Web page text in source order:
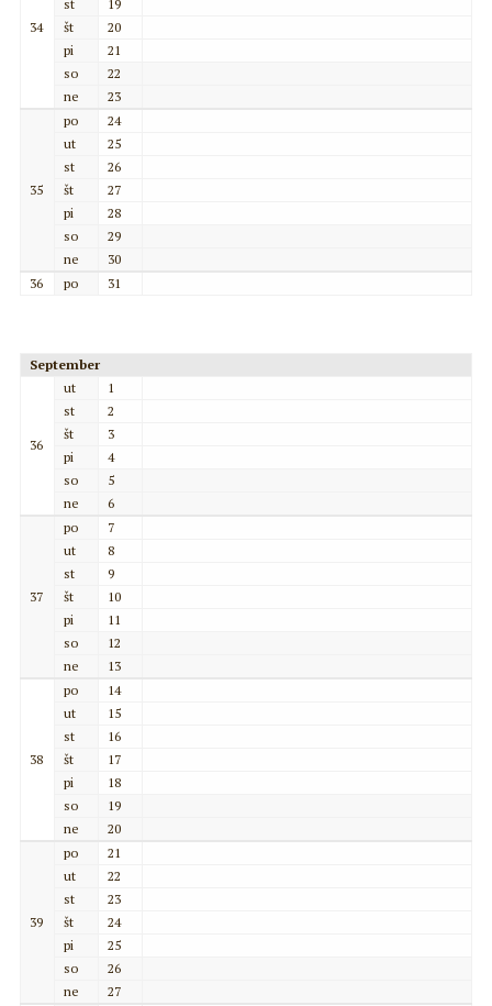
34
st
19
št
20
pi
21
so
22
ne
23
35
po
24
ut
25
st
26
št
27
pi
28
so
29
ne
30
36
po 31
September
36
ut
1
st
2
št
3
pi
4
so
5
ne
6
37
po
7
ut
8
st
9
št
10
pi
11
so
12
ne
13
38
po
14
ut
15
st
16
št
17
pi
18
so
19
ne
20
39
po
21
ut
22
st
23
št
24
pi
25
so
26
ne
27